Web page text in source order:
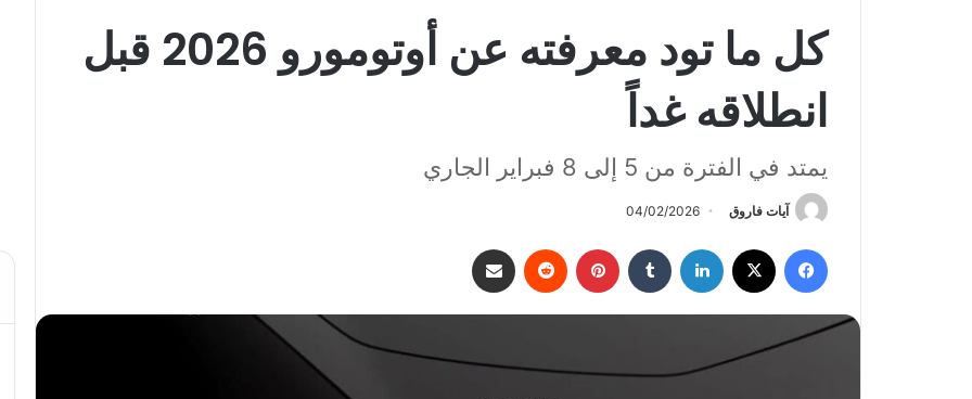
كل ما تود معرفته عن أوتومورو 2026 قبل
انطلاقه غداً
يمتد في الفترة من 5 إلى 8 فبراير الجاري
آيات فاروق 04/02/2026